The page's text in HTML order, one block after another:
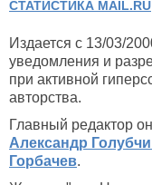
СТАТИСТИКА MAIL.RU
Издается с 13/03/
уведомления и
при активной
авторства.
Главный редактор
Александр
Горбачев.